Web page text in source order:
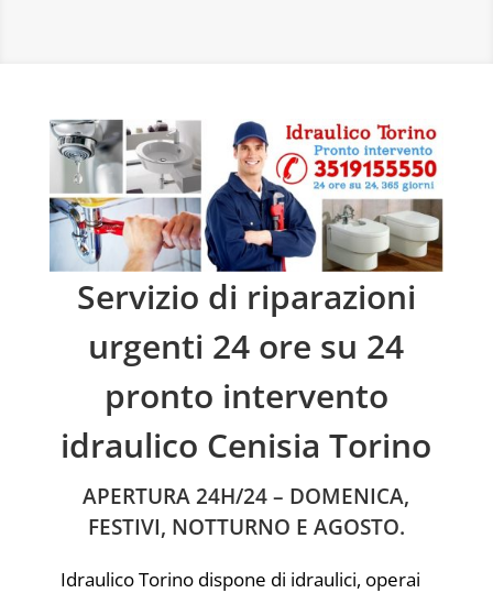
Servizio di riparazioni
urgenti 24 ore su 24
pronto intervento
idraulico Cenisia Torino
APERTURA 24H/24 – DOMENICA,
FESTIVI, NOTTURNO E AGOSTO.
Idraulico Torino dispone di idraulici, operai